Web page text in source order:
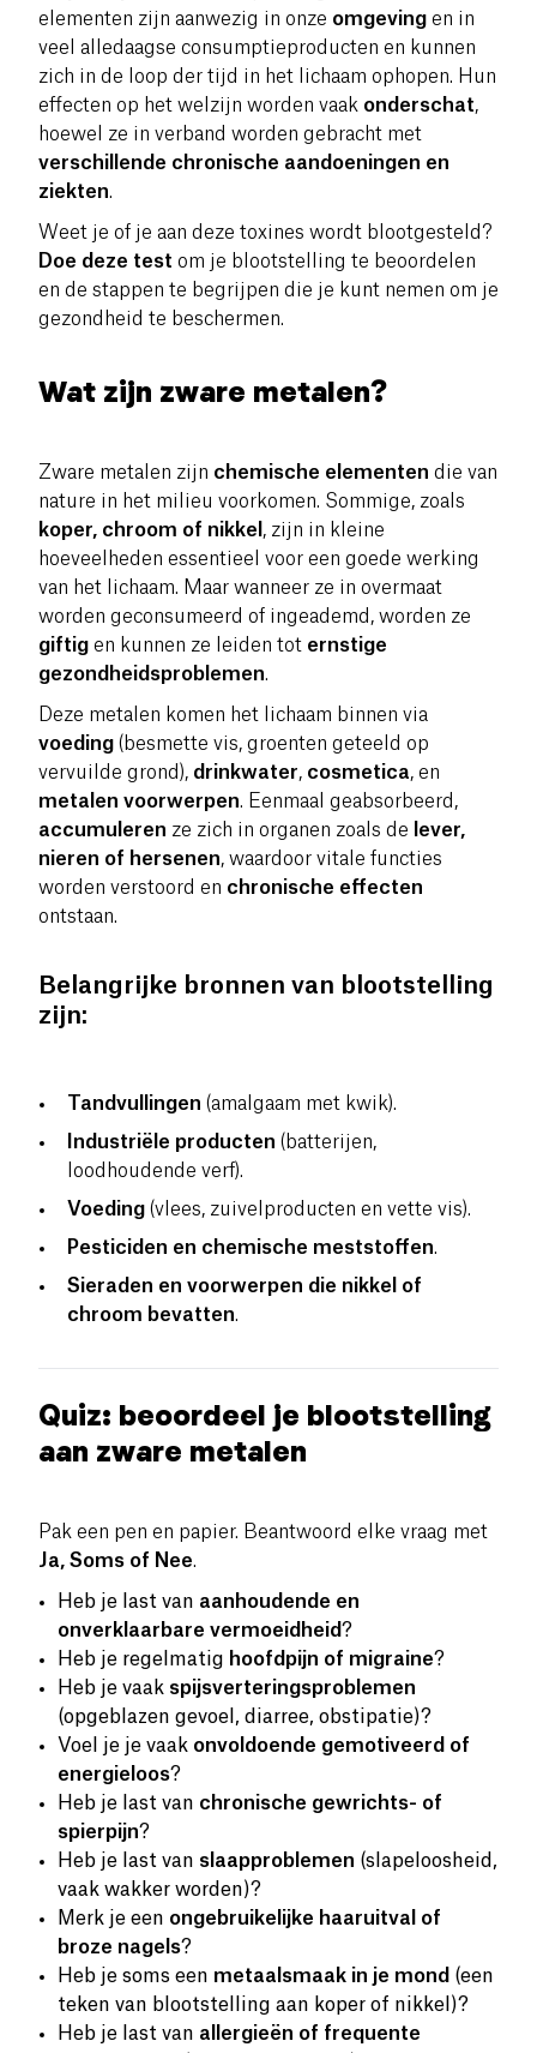
elementen zijn aanwezig in onze omgeving en in
veel alledaagse consumptieproducten en kunnen
zich in de loop der tijd in het lichaam ophopen. Hun
effecten op het welzijn worden vaak onderschat,
hoewel ze in verband worden gebracht met
verschillende chronische aandoeningen en
ziekten.
Weet je of je aan deze toxines wordt blootgesteld?
Doe deze test om je blootstelling te beoordelen
en de stappen te begrijpen die je kunt nemen om je
gezondheid te beschermen.
Wat zijn zware metalen?
Zware metalen zijn chemische elementen die van
nature in het milieu voorkomen. Sommige, zoals
koper, chroom of nikkel , zijn in kleine
hoeveelheden essentieel voor een goede werking
van het lichaam. Maar wanneer ze in overmaat
worden geconsumeerd of ingeademd, worden ze
giftig en kunnen ze leiden tot ernstige
gezondheidsproblemen.
Deze metalen komen het lichaam binnen via
voeding (besmette vis, groenten geteeld op
vervuilde grond), drinkwater, cosmetica, en
metalen voorwerpen. Eenmaal geabsorbeerd,
accumuleren ze zich in organen zoals de
lever,
nieren of hersenen, waardoor vitale functies
worden verstoord en chronische effecten
ontstaan.
Belangrijke bronnen van blootstelling
zijn:
Tandvullingen (amalgaam met kwik).
Industriële producten (batterijen,
loodhoudende verf).
Voeding (vlees, zuivelproducten en vette vis).
Pesticiden en chemische meststoffen.
Sieraden en voorwerpen die nikkel of
chroom bevatten.
Quiz: beoordeel je blootstelling
aan zware metalen
Pak een pen en papier. Beantwoord elke vraag met
Ja, Soms of Nee.
Heb je last van aanhoudende en
onverklaarbare vermoeidheid?
Heb je regelmatig hoofdpijn of migraine?
Heb je vaak spijsverteringsproblemen
(opgeblazen gevoel, diarree, obstipatie)?
Voel je je vaak onvoldoende gemotiveerd of
energieloos?
Heb je last van chronische gewrichts- of
spierpijn?
Heb je last van slaapproblemen (slapeloosheid,
vaak wakker worden)?
Merk je een ongebruikelijke haaruitval of
broze nagels?
Heb je soms een metaalsmaak in je mond (een
teken van blootstelling aan koper of nikkel)?
Heb je last van allergieën of frequente